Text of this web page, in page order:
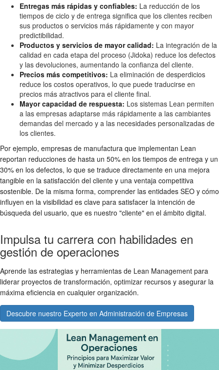
Entregas más rápidas y confiables: La reducción de los
tiempos de ciclo y de entrega significa que los clientes reciben
sus productos o servicios más rápidamente y con mayor
predictibilidad.
Productos y servicios de mayor calidad: La integración de la
calidad en cada etapa del proceso (Jidoka) reduce los defectos
y las devoluciones, aumentando la confianza del cliente.
Precios más competitivos: La eliminación de desperdicios
reduce los costos operativos, lo que puede traducirse en
precios más atractivos para el cliente final.
Mayor capacidad de respuesta: Los sistemas Lean permiten
a las empresas adaptarse más rápidamente a las cambiantes
demandas del mercado y a las necesidades personalizadas de
los clientes.
Por ejemplo, empresas de manufactura que implementan Lean
reportan reducciones de hasta un 50% en los tiempos de entrega y un
30% en los defectos, lo que se traduce directamente en una mejora
tangible en la satisfacción del cliente y una ventaja competitiva
sostenible. De la misma forma, comprender las entidades SEO y cómo
influyen en la visibilidad es clave para satisfacer la intención de
búsqueda del usuario, que es nuestro "cliente" en el ámbito digital.
Impulsa tu carrera con habilidades en
gestión de operaciones
Aprende las estrategias y herramientas de Lean Management para
liderar proyectos de transformación, optimizar recursos y asegurar la
máxima eficiencia en cualquier organización.
Descubre nuestro Experto en Administración de Empresas